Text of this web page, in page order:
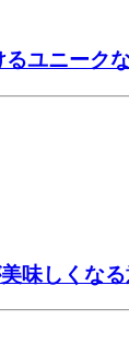
るユニーク
味しくな